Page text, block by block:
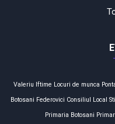
Valeriu Iftime Locuri de munca
Botosani Federovici Consiliul Local
Primaria Botosani Primar